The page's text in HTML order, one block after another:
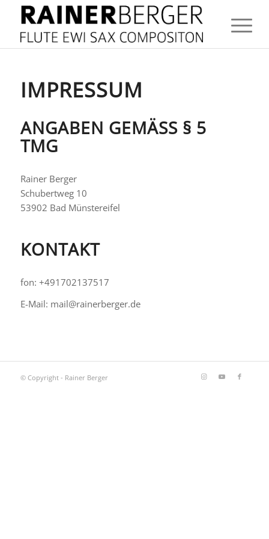
IMPRESSUM
ANGABEN GEMÄSS § 5 T
MG
Rainer Berger
Schubertweg 10
53902 Bad Münstereifel
KONTAKT
fon: +491702137517
E-Mail: mail@rainerberger.de
© Copyright - Rainer Berger